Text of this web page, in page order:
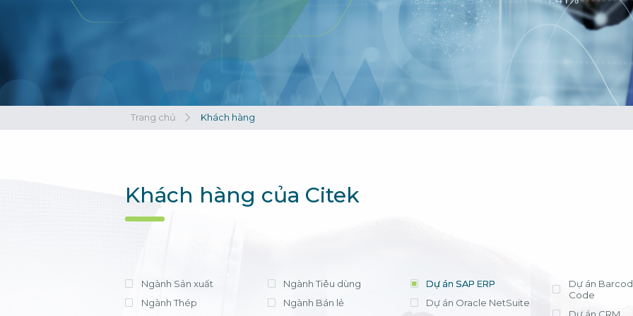
tháng, chi phí
phí license
ứng dụng
cần lựa chọn
triển khai có
Xem chi tiết
Bà Nguyễn
Trưởng Phòng
- Công ty
Trang chủ Khách hàng
Khách hàng của Citek
Ngành Sản xuất
Ngành Thép
Ngành Tiêu dùng
Ngành Bán lẻ
Dự án SAP ERP
Dự án Oracle NetSuite
Dự án
Code